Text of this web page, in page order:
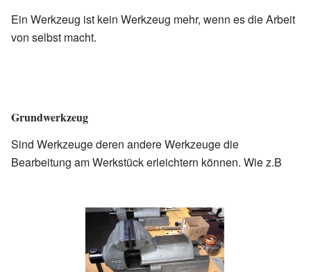
Ein Werkzeug ist kein Werkzeug mehr, wenn es die Arbeit
von selbst macht.
Grundwerkzeug
Sind Werkzeuge deren andere Werkzeuge die
Bearbeitung am Werkstück erleichtern können. Wie z.B